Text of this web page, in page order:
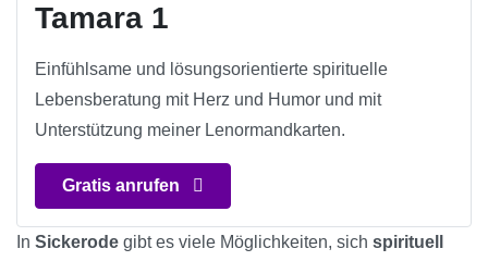
Tamara 1
Einfühlsame und lösungsorientierte spirituelle
Lebensberatung mit Herz und Humor und mit
Unterstützung meiner Lenormandkarten.
Gratis anrufen
In Sickerode gibt es viele Möglichkeiten, sich spirituell